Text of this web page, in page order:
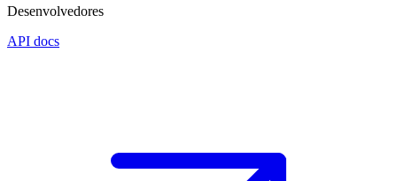
Desenvolvedores
API docs